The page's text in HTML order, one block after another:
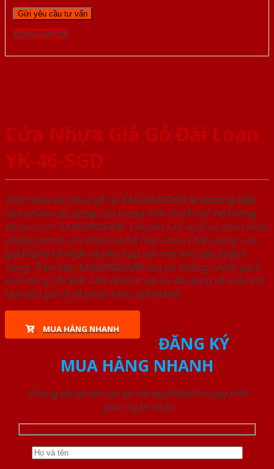
Gọi 0824.400.400
Cửa Nhựa Giả Gỗ Đài Loan
YK-46-SGD
Cửa nhựa và nhựa gỗ tại SAIGONDOOR là thương hiệu
sản phẩm các dòng cửa trong một chuỗi các hệ thống
Showroom SAIGONDOOR. Chuyên sản xuất và phân phối
những dòng cửa nhựa và hỗ hợp nhựa chất lượng cao,
giá thành rẻ nhất và phù hợp với mọi nhu cầu khách
hàng. Trên hết, SAIGONDOOR còn có những chính sách
bán hàng ƯU ĐÃI CAO đi kèm với sự đa dạng về mẫu mã,
loại cửa gỗ và cả phân khúc giá thành.
MUA HÀNG NHANH
ĐĂNG KÝ
MUA HÀNG NHANH
Chúng tôi sẽ liên lạc lại với quý khách trong thời
gian ngắn nhất